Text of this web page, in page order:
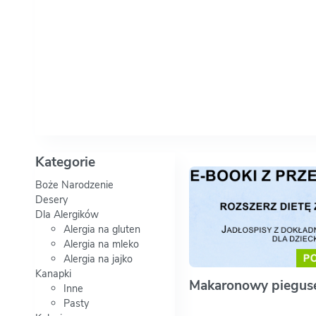
Makaronowy
Kategorie
Boże Narodzenie
Desery
Dla Alergików
Alergia na gluten
Alergia na mleko
Alergia na jajko
Kanapki
Inne
Pasty